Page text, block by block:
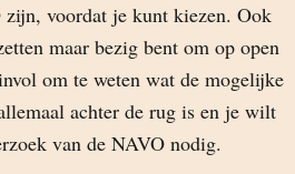
voordat je kunt kiezen. Ook
maar bezig bent om op open
om te weten wat de mogelijke
achter de rug is en je wilt
van de NAVO nodig.